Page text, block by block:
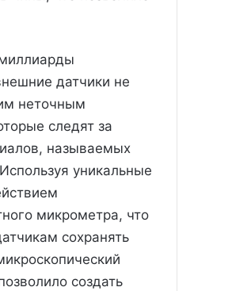
датчики не
неточным
следят за
называемых
уникальные
микрометра, что
сохранять
создать